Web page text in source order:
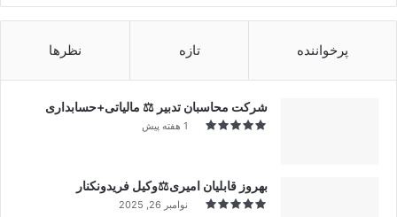
پرخواننده تازه نظرها
شرکت محاسبان تدبیر ⚖️ مالیاتی+حسابداری
1 هفته پیش
بهروز قابلیان امیری⚖️وکیل فریدونکنار
نوامبر 26, 2025